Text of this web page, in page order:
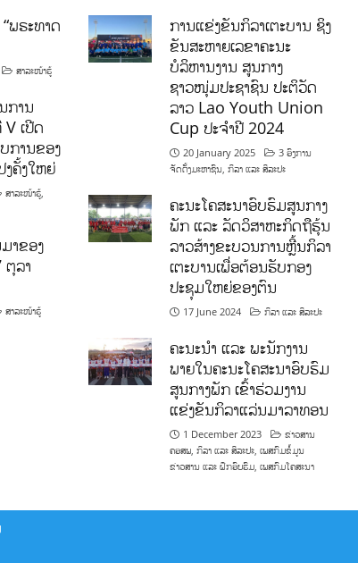
ພຣະທາດ
ສາລະໜ້າຮູ້
ການ
ເປີດ
ການຂອງ
ຄັ້ງໃຫຍ່
ສາລະໜ້າຮູ້,
າຂອງ
ຕຸລາ
ສາລະໜ້າຮູ້
ການແຂ່ງຂັນກິລາເຕະບານ ຊິງ
ຂັນສະຫາຍເລຂາຄະນະ
ບໍລິຫານງານ ສູນກາງ
ຊາວໜຸ່ມປະຊາຊົນ ປະຕິວັດ
ລາວ Lao Youth Union
Cup ປະຈຳປີ 2024
20 January 2025
3 ອົງການ
ຈັດຕັ້ງມະຫາຊົນ, ກິລາ ແລະ ສິລະປະ
ຄະນະໂຄສະນາອົບຮົມສູນກາງ
ພັກ ແລະ ລັດວິສາຫະກິດຖືຮຸ້ນ
ລາວສ້າງຂະບວນການຫຼີ້ນກິລາ
ເຕະບານເພື່ອຕ້ອນຮັບກອງ
ປະຊຸມໃຫຍ່ຂອງຕົນ
17 June 2024 ກິລາ ແລະ ສິລະປະ
ຄະນະນຳ ແລະ ພະນັກງານ
ພາຍໃນຄະນະໂຄສະນາອົບຮົມ
ສູນກາງພັກ ເຂົ້າຮ່ວມງານ
ແຂ່ງຂັນກິລາແລ່ນມາລາທອນ
1 December 2023
ຂ່າວສານ
ຄອສພ, ກິລາ ແລະ ສິລະປະ, ເພສກົມຂໍ້ມູນ
ຂ່າວສານ ແລະ ຝຶກອົບຮົມ, ເພສກົມໂຄສະນາ